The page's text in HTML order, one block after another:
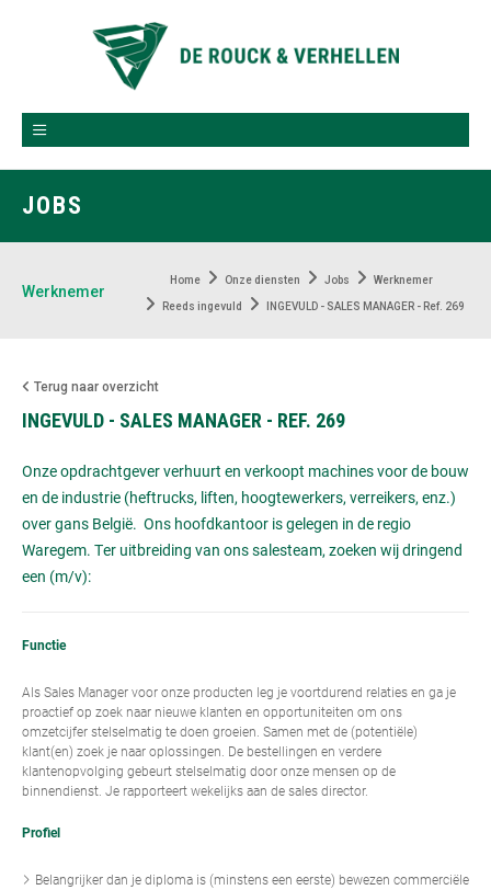
JOBS
Werknemer
Home Onze diensten Jobs Werknemer
Reeds ingevuld INGEVULD - SALES MANAGER - Ref. 269
Terug naar overzicht
INGEVULD - SALES MANAGER - REF. 269
Onze opdrachtgever verhuurt en verkoopt machines voor de bouw
en de industrie (heftrucks, liften, hoogtewerkers, verreikers, enz.)
over gans België. Ons hoofdkantoor is gelegen in de regio
Waregem. Ter uitbreiding van ons salesteam, zoeken wij dringend
een (m/v):
Functie
Als Sales Manager voor onze producten leg je voortdurend relaties en ga je
proactief op zoek naar nieuwe klanten en opportuniteiten om ons
omzetcijfer stelselmatig te doen groeien. Samen met de (potentiële)
klant(en) zoek je naar oplossingen. De bestellingen en verdere
klantenopvolging gebeurt stelselmatig door onze mensen op de
binnendienst. Je rapporteert wekelijks aan de sales director.
Profiel
Belangrijker dan je diploma is (minstens een eerste) bewezen commerciële